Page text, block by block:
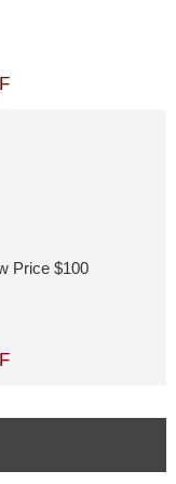
Price $100